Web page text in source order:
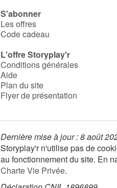
S'abonner
Les offres
Code cadeau
L'offre Storyplay'r
Conditions générales
Aide
Plan du site
Flyer de présentation
Dernière mise à jour : 8 août
Storyplay'r n'utilise pas de
au fonctionnement du site. En
Charte Vie Privée.